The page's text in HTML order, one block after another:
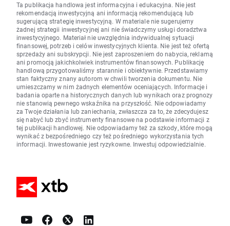
Ta publikacja handlowa jest informacyjna i edukacyjna. Nie jest
rekomendacją inwestycyjną ani informacją rekomendującą lub
sugerującą strategię inwestycyjną. W materiale nie sugerujemy
żadnej strategii inwestycyjnej ani nie świadczymy usługi doradztwa
inwestycyjnego. Materiał nie uwzględnia indywidualnej sytuacji
finansowej, potrzeb i celów inwestycyjnych klienta. Nie jest też ofertą
sprzedaży ani subskrypcji. Nie jest zaproszeniem do nabycia, reklamą
ani promocją jakichkolwiek instrumentów finansowych. Publikację
handlową przygotowaliśmy starannie i obiektywnie. Przedstawiamy
stan faktyczny znany autorom w chwili tworzenia dokumentu. Nie
umieszczamy w nim żadnych elementów oceniających. Informacje i
badania oparte na historycznych danych lub wynikach oraz prognozy
nie stanowią pewnego wskaźnika na przyszłość. Nie odpowiadamy
za Twoje działania lub zaniechania, zwłaszcza za to, że zdecydujesz
się nabyć lub zbyć instrumenty finansowe na podstawie informacji z
tej publikacji handlowej. Nie odpowiadamy też za szkody, które mogą
wynikać z bezpośredniego czy też pośredniego wykorzystania tych
informacji. Inwestowanie jest ryzykowne. Inwestuj odpowiedzialnie.